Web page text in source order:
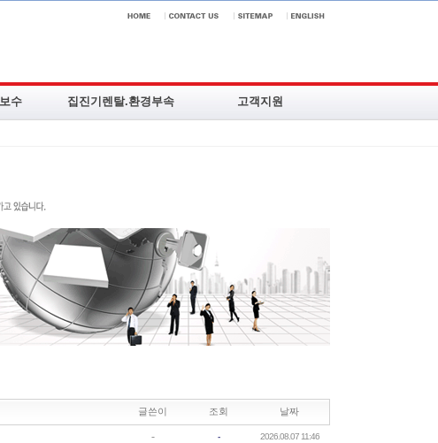
수 집진기렌탈.환경부속
분진회수ㆍ청소기
환경부속품
고객지원
공지및뉴스
설치시공사례
집진기동영상
글쓴이 조회 날짜
- - 2026.08.07 11:46